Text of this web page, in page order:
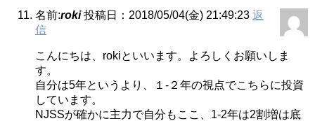
名前:roki 投稿日：2018/05/04(金) 21:49:23 返
信
こんにちは、rokiといいます。よろしくお願いしま
す。
自分は5年というより、１-２年の視点でこちらに投資
しています。
NJSSが確かに主力で自分もここ、1-2年は2割増は底